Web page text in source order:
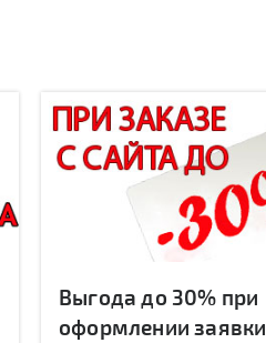
Выгода до 30% при
оформлении заявки